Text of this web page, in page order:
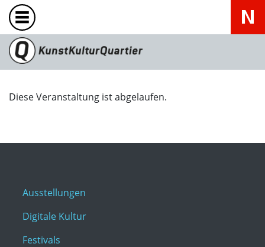
Diese Veranstaltung ist abgelaufen.
Ausstellungen
Digitale Kultur
Festivals